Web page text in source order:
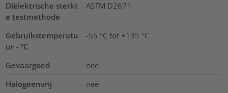
Diëlektrische sterkt
e testmethode
ASTM D2671
Gebruikstemperatu
ur - °C
-55 °C tot +135 °C
Gevaargoed
nee
Halogeenvrij
nee